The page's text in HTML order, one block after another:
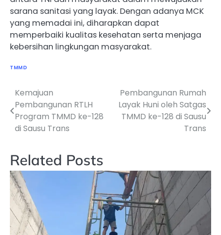
sarana sanitasi yang layak. Dengan adanya MCK
yang memadai ini, diharapkan dapat
memperbaiki kualitas kesehatan serta menjaga
kebersihan lingkungan masyarakat.
TMMD
Navigasi
pos
Kemajuan
Pembangunan RTLH
Program TMMD ke-128
di Sausu Trans
Pembangunan Rumah
Layak Huni oleh Satgas
TMMD ke-128 di Sausu
Trans
Related Posts